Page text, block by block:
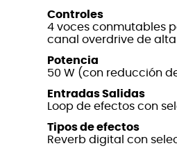
Controles
4 voces conmutables
canal overdrive de
Potencia
50 W (con reducción
Entradas Salidas
Loop de efectos con
Tipos de efectos
Reverb digital con